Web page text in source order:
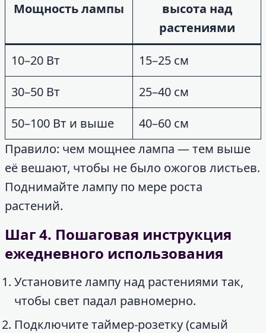
Мощность лампы
высота над
растениями
10–20 Вт
15–25 см
30–50 Вт
25–40 см
50–100 Вт и выше
40–60 см
Правило: чем мощнее лампа — тем выше
её вешают, чтобы не было ожогов листьев.
Поднимайте лампу по мере роста
растений.
Шаг 4. Пошаговая инструкция
ежедневного использования
Установите лампу над растениями так,
чтобы свет падал равномерно.
Подключите таймер-розетку (самый